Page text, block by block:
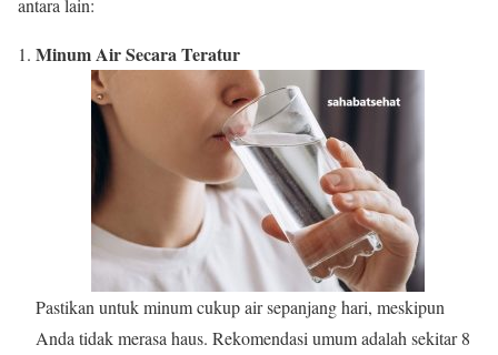
antara lain:
Minum Air Secara Teratur
Pastikan untuk minum cukup air sepanjang hari, meskipun
Anda tidak merasa haus. Rekomendasi umum adalah sekitar 8